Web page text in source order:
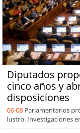
Diputados
cinco años y
disposiciones
06-08 Parlamentarios
lustro. Investigaciones